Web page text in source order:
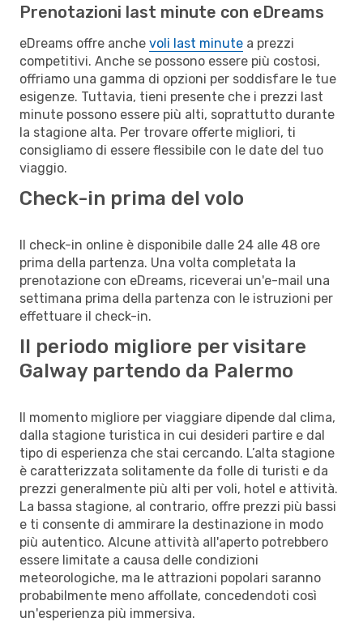
Prenotazioni last minute con eDreams
eDreams offre anche voli last minute a prezzi
competitivi. Anche se possono essere più costosi,
offriamo una gamma di opzioni per soddisfare le tue
esigenze. Tuttavia, tieni presente che i prezzi last
minute possono essere più alti, soprattutto durante
la stagione alta. Per trovare offerte migliori, ti
consigliamo di essere flessibile con le date del tuo
viaggio.
Check-in prima del volo
Il check-in online è disponibile dalle 24 alle 48 ore
prima della partenza. Una volta completata la
prenotazione con eDreams, riceverai un'e-mail una
settimana prima della partenza con le istruzioni per
effettuare il check-in.
Il periodo migliore per visitare
Galway partendo da Palermo
Il momento migliore per viaggiare dipende dal clima,
dalla stagione turistica in cui desideri partire e dal
tipo di esperienza che stai cercando. L’alta stagione
è caratterizzata solitamente da folle di turisti e da
prezzi generalmente più alti per voli, hotel e attività.
La bassa stagione, al contrario, offre prezzi più bassi
e ti consente di ammirare la destinazione in modo
più autentico. Alcune attività all'aperto potrebbero
essere limitate a causa delle condizioni
meteorologiche, ma le attrazioni popolari saranno
probabilmente meno affollate, concedendoti così
un'esperienza più immersiva.